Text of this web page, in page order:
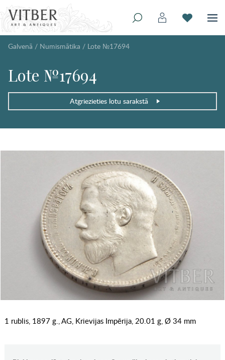
Galvenā / Numismātika / Lote №17694
Lote №17694
Atgriezieties lotu sarakstā
1 rublis, 1897 g., AG, Krievijas Impērija, 20.01 g, Ø 34 mm